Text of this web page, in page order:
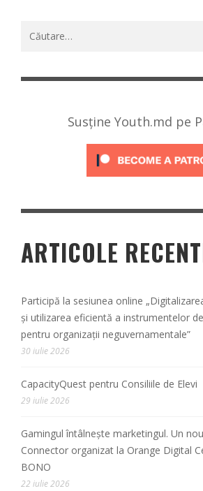
Caută
Susține Youth.md pe
ARTICOLE
Participă la sesiunea online
și utilizarea eficientă a instrumentelor
pentru organizații neguvernamentale”
30 iulie 2026
CapacityQuest pentru Consiliile de Elevi
29 iulie 2026
Gamingul întâlnește marketingul. Un
Connector organizat la Orange Digital
BONO
22 iulie 2026